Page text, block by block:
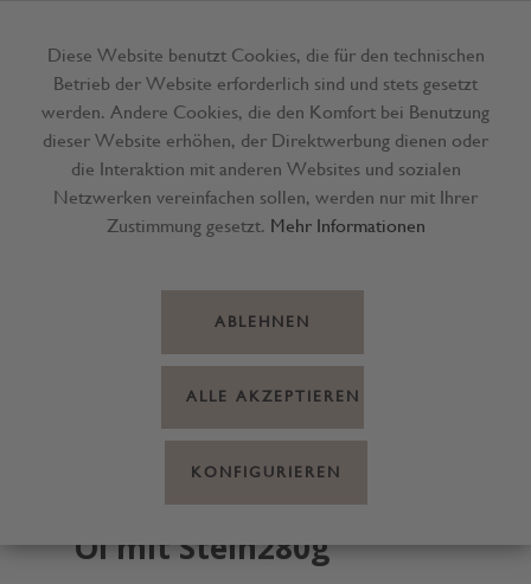
Menü
Oliven Kalamata in
Öl mit Stein280g
Diese Website benutzt Cookies, die für den technischen
Betrieb der Website erforderlich sind und stets gesetzt
werden. Andere Cookies, die den Komfort bei Benutzung
dieser Website erhöhen, der Direktwerbung dienen oder
die Interaktion mit anderen Websites und sozialen
Netzwerken vereinfachen sollen, werden nur mit Ihrer
Zustimmung gesetzt. Mehr Informationen
ABLEHNEN
ALLE AKZEPTIEREN
KONFIGURIEREN